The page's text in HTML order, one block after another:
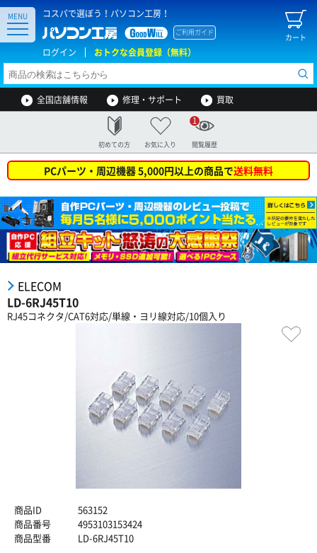
コスパで選ぼう！パソコン工房！
カート
ご利用ガイド
ログイン おトクな会員登録（無料）
MENU
全国店舗情報 修理・サポート 買取
初めての方 お気に入り 閲覧履歴
1
PCパーツ・周辺機器 5,000円以上の商品で送料無料
ELECOM
LD-6RJ45T10
RJ45コネクタ/CAT6対応/単線・ヨリ線対応/10個入り
商品ID
563152
商品番号
4953103153424
商品型番
LD-6RJ45T10